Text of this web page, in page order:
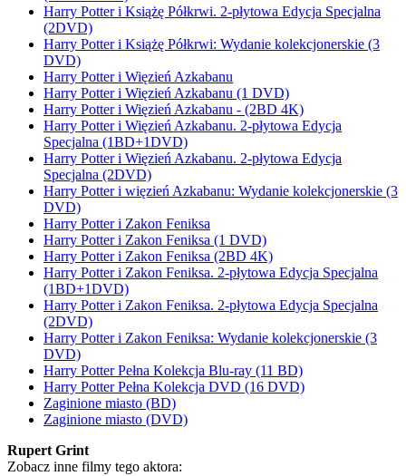
Harry Potter i Książę Półkrwi. 2-płytowa Edycja Specjalna
(2DVD)
Harry Potter i Książę Półkrwi: Wydanie kolekcjonerskie (3
DVD)
Harry Potter i Więzień Azkabanu
Harry Potter i Więzień Azkabanu (1 DVD)
Harry Potter i Więzień Azkabanu - (2BD 4K)
Harry Potter i Więzień Azkabanu. 2-płytowa Edycja
Specjalna (1BD+1DVD)
Harry Potter i Więzień Azkabanu. 2-płytowa Edycja
Specjalna (2DVD)
Harry Potter i więzień Azkabanu: Wydanie kolekcjonerskie (3
DVD)
Harry Potter i Zakon Feniksa
Harry Potter i Zakon Feniksa (1 DVD)
Harry Potter i Zakon Feniksa (2BD 4K)
Harry Potter i Zakon Feniksa. 2-płytowa Edycja Specjalna
(1BD+1DVD)
Harry Potter i Zakon Feniksa. 2-płytowa Edycja Specjalna
(2DVD)
Harry Potter i Zakon Feniksa: Wydanie kolekcjonerskie (3
DVD)
Harry Potter Pełna Kolekcja Blu-ray (11 BD)
Harry Potter Pełna Kolekcja DVD (16 DVD)
Zaginione miasto (BD)
Zaginione miasto (DVD)
Rupert Grint
Zobacz inne filmy tego aktora: